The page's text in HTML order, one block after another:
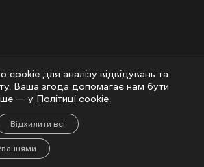
Спільнота
Приєднатись
cookie для аналізу відвідувань та
Ваша згода допомагає нам бути
— у Політиці cookie
Відхилити всі